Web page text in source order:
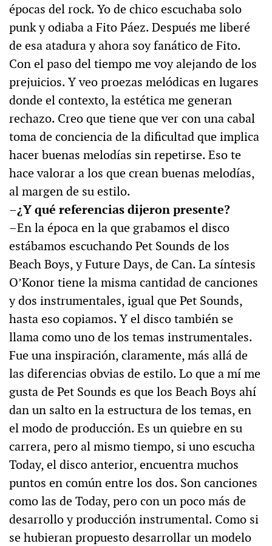
épocas del rock. Yo de chico escuchaba solo
punk y odiaba a Fito Páez. Después me liberé
de esa atadura y ahora soy fanático de Fito.
Con el paso del tiempo me voy alejando de los
prejuicios. Y veo proezas melódicas en lugares
donde el contexto, la estética me generan
rechazo. Creo que tiene que ver con una cabal
toma de conciencia de la dificultad que implica
hacer buenas melodías sin repetirse. Eso te
hace valorar a los que crean buenas melodías,
al margen de su estilo.
–¿Y qué referencias dijeron presente?
–En la época en la que grabamos el disco
estábamos escuchando Pet Sounds de los
Beach Boys, y Future Days, de Can. La síntesis
O’Konor tiene la misma cantidad de canciones
y dos instrumentales, igual que Pet Sounds,
hasta eso copiamos. Y el disco también se
llama como uno de los temas instrumentales.
Fue una inspiración, claramente, más allá de
las diferencias obvias de estilo. Lo que a mí me
gusta de Pet Sounds es que los Beach Boys ahí
dan un salto en la estructura de los temas, en
el modo de producción. Es un quiebre en su
carrera, pero al mismo tiempo, si uno escucha
Today, el disco anterior, encuentra muchos
puntos en común entre los dos. Son canciones
como las de Today, pero con un poco más de
desarrollo y producción instrumental. Como si
se hubieran propuesto desarrollar un modelo